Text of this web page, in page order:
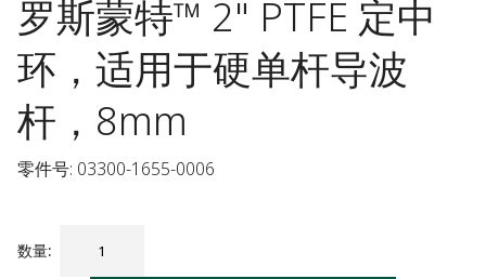
罗斯蒙特™ 2" PTFE 定中
环，适用于硬单杆导波
杆，8mm
零件号: 03300-1655-0006
数量: